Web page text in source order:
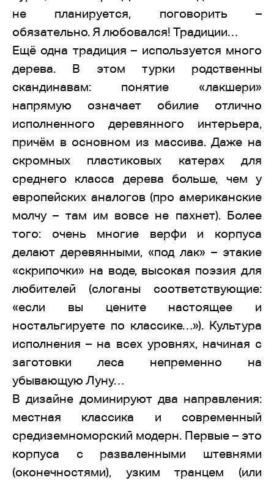
не планируется, поговорить –
обязательно. Я любовался! Традиции…
Ещё одна традиция – используется много
дерева. В этом турки родственны
скандинавам: понятие «лакшери»
напрямую означает обилие отлично
исполненного деревянного интерьера,
причём в основном из массива. Даже на
скромных пластиковых катерах для
среднего класса дерева больше, чем у
европейских аналогов (про американские
молчу – там им вовсе не пахнет). Более
того: очень многие верфи и корпуса
делают деревянными, «под лак» – этакие
«скрипочки» на воде, высокая поэзия для
любителей (слоганы соответствующие:
«если вы цените настоящее и
ностальгируете по классике…»). Культура
исполнения – на всех уровнях, начиная с
заготовки леса непременно на
убывающую Луну…
В дизайне доминируют два направления:
местная классика и современный
средиземноморский модерн. Первые – это
корпуса с разваленными штевнями
(оконечностями), узким транцем (или